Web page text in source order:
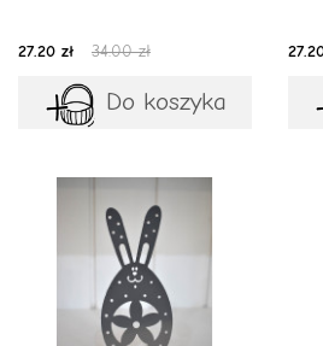
27.20 zł 34.00 zł
Do koszyka